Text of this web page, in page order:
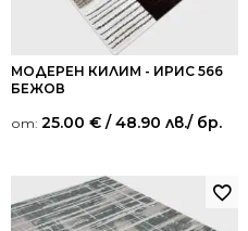
МОДЕРЕН КИЛИМ - ИРИС 566
БЕЖОВ
от: 25.00 € / 48.90 лв./ бр.